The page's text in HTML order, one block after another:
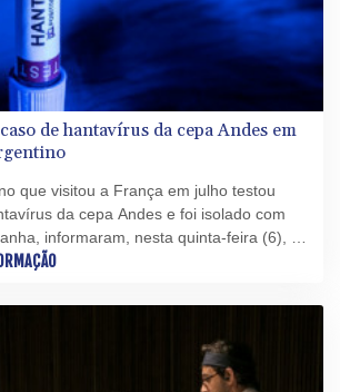
de hantavírus da cepa Andes em
que visitou a França em julho testou
da cepa Andes e foi isolado com
informaram, nesta quinta-feira (6), as
que descartaram que o vírus esteja em